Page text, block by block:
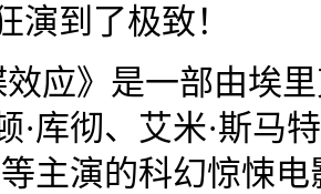
演到了极致！
应》是一部由埃
·库彻、艾米·斯马
主演的科幻惊悚